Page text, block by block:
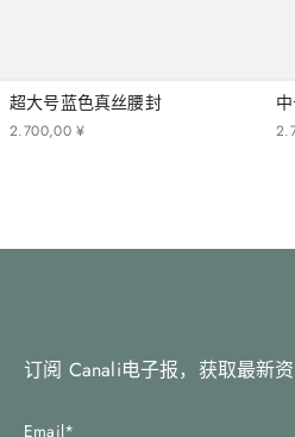
超大号蓝色真丝腰封
¥
2 ,
700
. 00 2.
订阅 Canali电子报，获取最新